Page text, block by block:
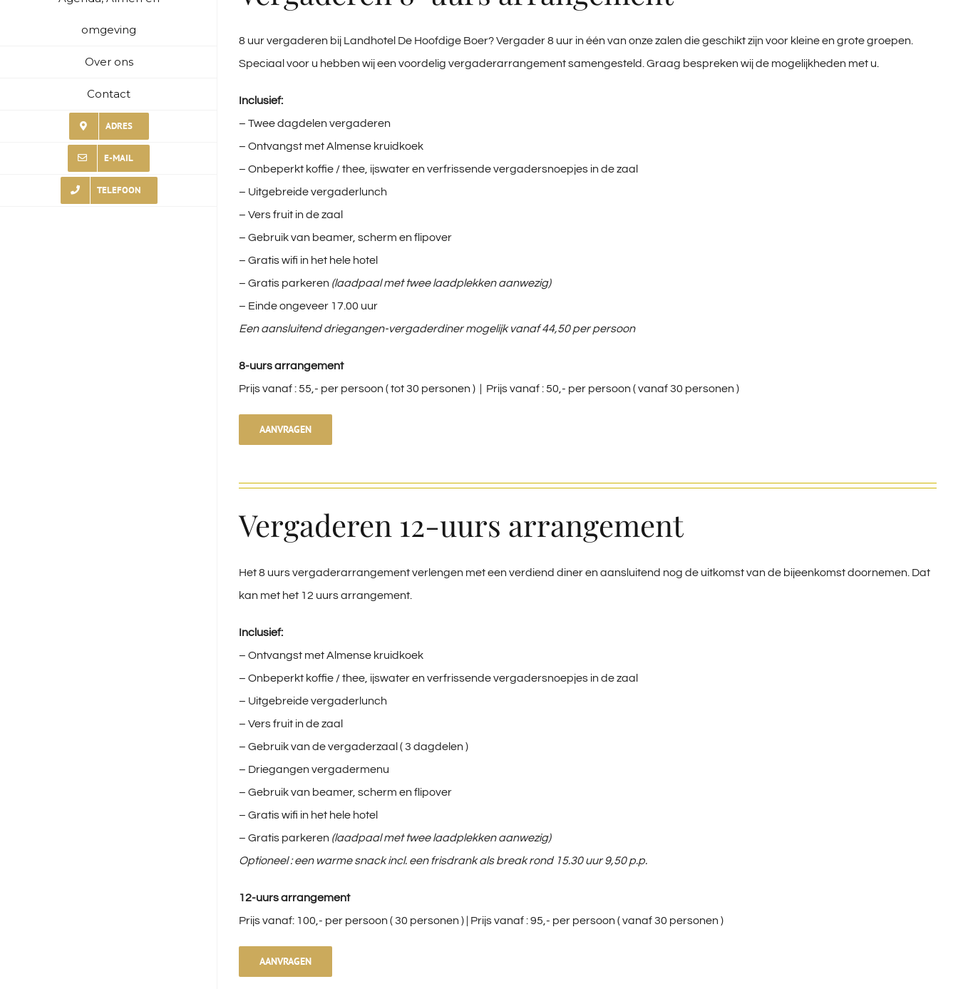
omgeving
Over ons
Contact
ADRES
E-MAIL
TELEFOON
8 uur vergaderen bij Landhotel De Hoofdige Boer? Vergader 8 uur in één van onze zalen die geschikt zijn voor kleine en grote groepen.
Speciaal voor u hebben wij een voordelig vergaderarrangement samengesteld. Graag bespreken wij de mogelijkheden met u.
Inclusief:
– Twee dagdelen vergaderen
– Ontvangst met Almense kruidkoek
– Onbeperkt koffie / thee, ijswater en verfrissende vergadersnoepjes in de zaal
– Uitgebreide vergaderlunch
– Vers fruit in de zaal
– Gebruik van beamer, scherm en flipover
– Gratis wifi in het hele hotel
– Gratis parkeren (laadpaal met twee laadplekken aanwezig)
– Einde ongeveer 17.00 uur
Een aansluitend driegangen-vergaderdiner mogelijk vanaf 44,50 per persoon
8-uurs arrangement
Prijs vanaf : 55,- per persoon ( tot 30 personen ) | Prijs vanaf : 50,- per persoon ( vanaf 30 personen )
AANVRAGEN
Vergaderen 12-uurs arrangement
Het 8 uurs vergaderarrangement verlengen met een verdiend diner en aansluitend nog de uitkomst van de bijeenkomst doornemen. Dat
kan met het 12 uurs arrangement.
Inclusief:
– Ontvangst met Almense kruidkoek
– Onbeperkt koffie / thee, ijswater en verfrissende vergadersnoepjes in de zaal
– Uitgebreide vergaderlunch
– Vers fruit in de zaal
– Gebruik van de vergaderzaal ( 3 dagdelen )
– Driegangen vergadermenu
– Gebruik van beamer, scherm en flipover
– Gratis wifi in het hele hotel
– Gratis parkeren (laadpaal met twee laadplekken aanwezig)
Optioneel : een warme snack incl. een frisdrank als break rond 15.30 uur 9,50 p.p.
12-uurs arrangement
Prijs vanaf: 100,- per persoon ( 30 personen ) | Prijs vanaf : 95,- per persoon ( vanaf 30 personen )
AANVRAGEN